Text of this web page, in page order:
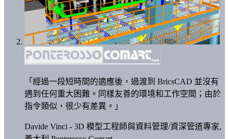
「經過一段短時間的適應後，過渡到 BricsCAD 並沒有
遇到任何重大困難。同樣友善的環境和工作空間；由於
指令類似，很少有差異。」
Davide Vinci - 3D 模型工程師與資料管理/資深管道專家,